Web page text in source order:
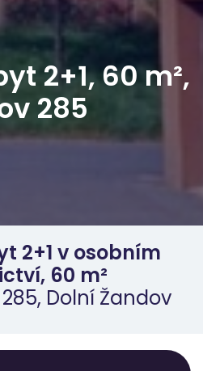
2+1, 60 m²,
285
2+1 v osobním
60 m²
Dolní Žandov